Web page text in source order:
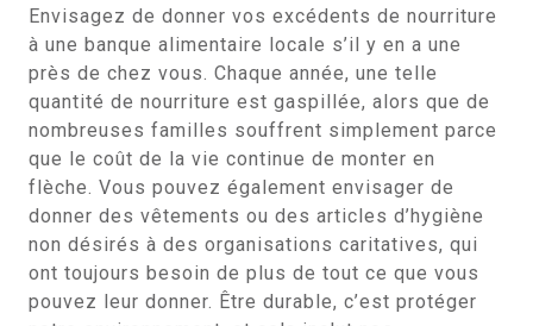
Envisagez de donner vos excédents de nourriture
à une banque alimentaire locale s’il y en a une
près de chez vous. Chaque année, une telle
quantité de nourriture est gaspillée, alors que de
nombreuses familles souffrent simplement parce
que le coût de la vie continue de monter en
flèche. Vous pouvez également envisager de
donner des vêtements ou des articles d’hygiène
non désirés à des organisations caritatives, qui
ont toujours besoin de plus de tout ce que vous
pouvez leur donner. Être durable, c’est protéger